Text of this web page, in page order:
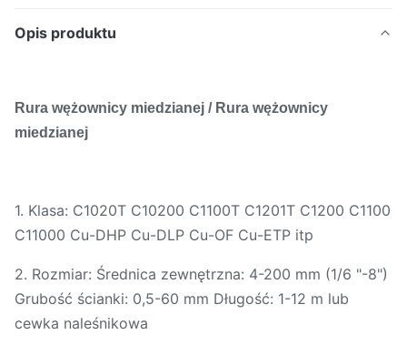
Opis produktu
Rura wężownicy miedzianej / Rura wężownicy
miedzianej
1. Klasa: C1020T C10200 C1100T C1201T C1200 C1100
C11000 Cu-DHP Cu-DLP Cu-OF Cu-ETP itp
2. Rozmiar: Średnica zewnętrzna: 4-200 mm (1/6 "-8")
Grubość ścianki: 0,5-60 mm Długość: 1-12 m lub
cewka naleśnikowa